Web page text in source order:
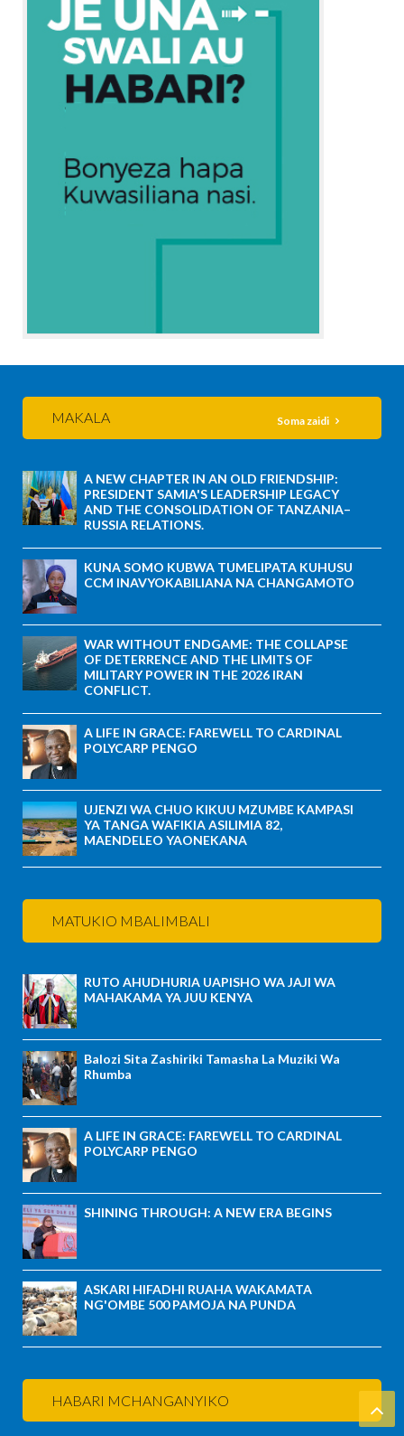
MAKALA Soma zaidi
A NEW CHAPTER IN AN OLD FRIENDSHIP:
PRESIDENT SAMIA'S LEADERSHIP LEGACY
AND THE CONSOLIDATION OF TANZANIA–
RUSSIA RELATIONS.
KUNA SOMO KUBWA TUMELIPATA KUHUSU
CCM INAVYOKABILIANA NA CHANGAMOTO
WAR WITHOUT ENDGAME: THE COLLAPSE
OF DETERRENCE AND THE LIMITS OF
MILITARY POWER IN THE 2026 IRAN
CONFLICT.
A LIFE IN GRACE: FAREWELL TO CARDINAL
POLYCARP PENGO
UJENZI WA CHUO KIKUU MZUMBE KAMPASI
YA TANGA WAFIKIA ASILIMIA 82,
MAENDELEO YAONEKANA
MATUKIO MBALIMBALI
RUTO AHUDHURIA UAPISHO WA JAJI WA
MAHAKAMA YA JUU KENYA
Balozi Sita Zashiriki Tamasha La Muziki Wa
Rhumba
A LIFE IN GRACE: FAREWELL TO CARDINAL
POLYCARP PENGO
SHINING THROUGH: A NEW ERA BEGINS
ASKARI HIFADHI RUAHA WAKAMATA
NG'OMBE 500 PAMOJA NA PUNDA
HABARI MCHANGANYIKO